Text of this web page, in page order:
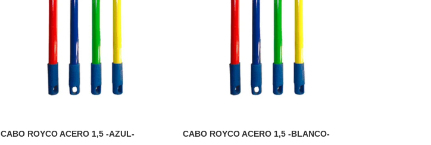
CABO ROYCO ACERO 1,5 -AZUL- CABO ROYCO ACERO 1,5 -BLANCO-